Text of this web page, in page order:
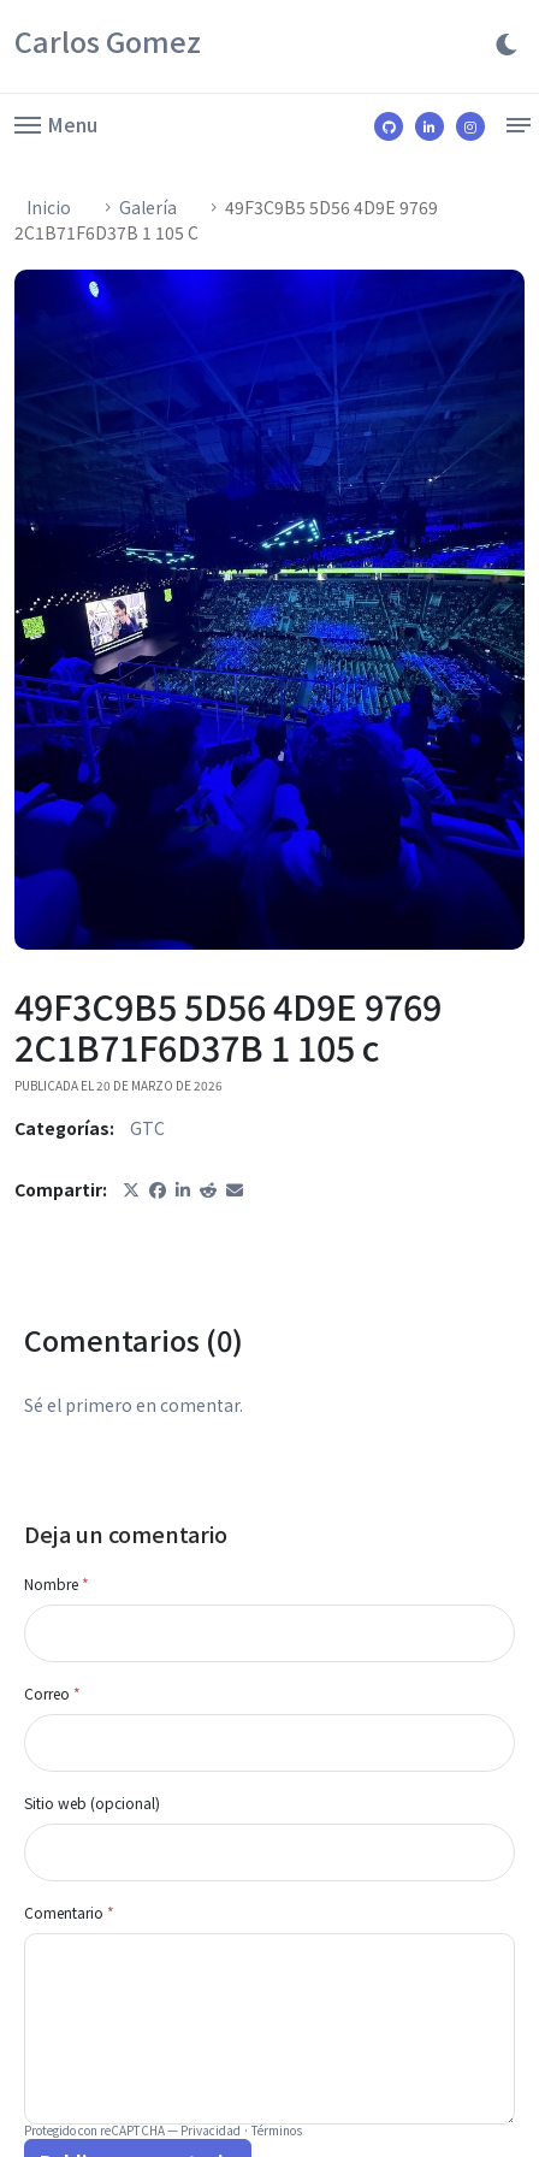
Carlos Gomez
Menu
Inicio Galería
49F3C9B5 5D56 4D9E 9769
2C1B71F6D37B 1 105 C
49F3C9B5 5D56 4D9E 9769
2C1B71F6D37B 1 105 c
PUBLICADA EL 20 DE MARZO DE 2026
Categorías: GTC
Compartir:
Comentarios (0)
Sé el primero en comentar.
Deja un comentario
Nombre *
Correo *
Sitio web (opcional)
Comentario *
Protegido con reCAPTCHA —Privacidad·Términos